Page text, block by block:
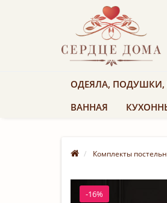
ОДЕЯЛА, ПОДУШКИ,
ВАННАЯ
Комплекты
-16%